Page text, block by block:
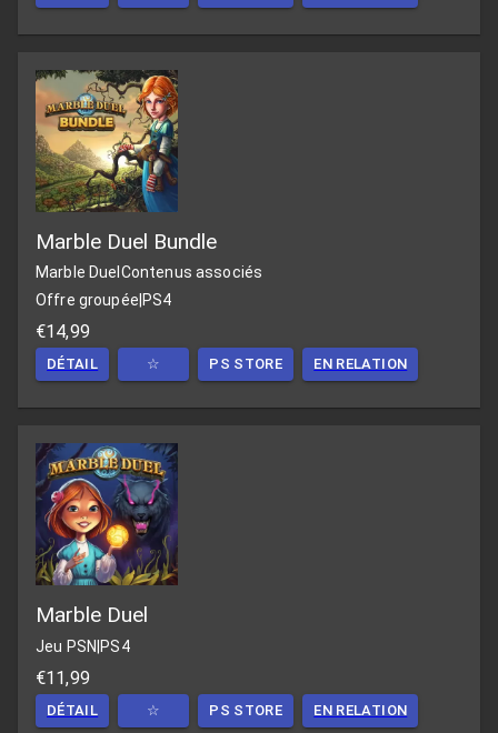
Marble Duel Bundle
Marble Duel Contenus associés
Offre groupée PS4
€14,99
DÉTAIL ☆ PS STORE EN RELATION
Marble Duel
Jeu PSN PS4
€11,99
DÉTAIL ☆ PS STORE EN RELATION